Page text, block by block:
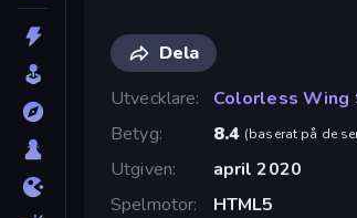
Dela
Utvecklare
Colorless Wing
Betyg
8.4 (baserat på de
Utgiven
april 2020
Spelmotor
HTML5